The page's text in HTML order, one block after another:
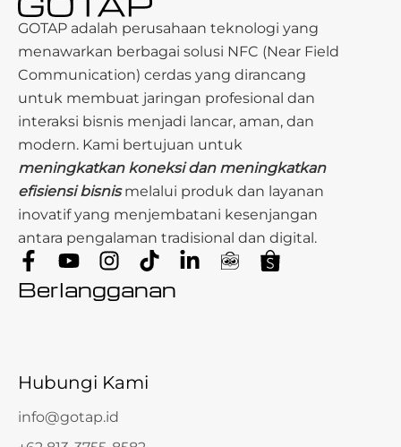
GOTAP adalah perusahaan teknologi yang
menawarkan berbagai solusi NFC (Near Field
Communication) cerdas yang dirancang
untuk membuat jaringan profesional dan
interaksi bisnis menjadi lancar, aman, dan
modern. Kami bertujuan untuk
meningkatkan koneksi dan meningkatkan
efisiensi bisnismelalui produk dan layanan
inovatif yang menjembatani kesenjangan
antara pengalaman tradisional dan digital.
Berlangganan
Hubungi Kami
info@gotap.id